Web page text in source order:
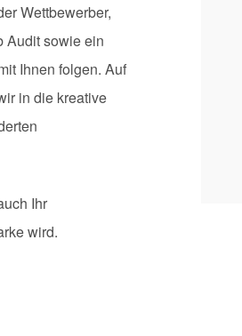
Wett­bewerber,
Audit sowie ein
Ihnen folgen. Auf
in die kreative
Ihr
wird.